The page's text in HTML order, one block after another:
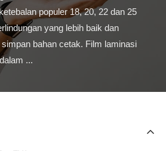
populer 18, 20, 22 dan 25
yang lebih baik dan
bahan cetak. Film laminasi
...